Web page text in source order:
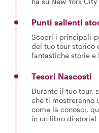
Punti salienti
Scopri i principali
del tuo tour storico
fantastiche storie
Tesori Nascosti
Durante il tuo tour,
che ti mostreranno
come la conosci,
in un libro di storia!